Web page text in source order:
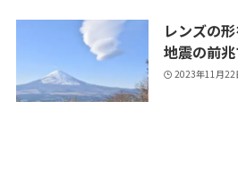
レンズの
地震の前
2023年11月22